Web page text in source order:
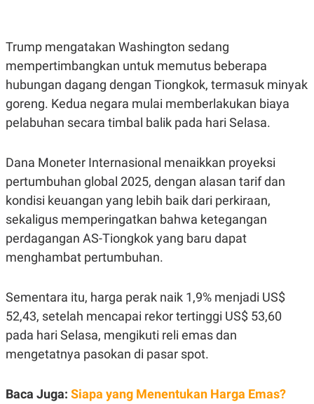
M
E
I
D
L
A
N
N
A
N
C
T
A
K
K
I
N
A
E
M
I
T
E
N
E
P
R
A
E
T
I
S
I
K
Trump mengatakan Washington sedang
mempertimbangkan untuk memutus beberapa
hubungan dagang dengan Tiongkok, termasuk minyak
goreng. Kedua negara mulai memberlakukan biaya
pelabuhan secara timbal balik pada hari Selasa.
Dana Moneter Internasional menaikkan proyeksi
pertumbuhan global 2025, dengan alasan tarif dan
kondisi keuangan yang lebih baik dari perkiraan,
sekaligus memperingatkan bahwa ketegangan
perdagangan AS-Tiongkok yang baru dapat
menghambat pertumbuhan.
Sementara itu, harga perak naik 1,9% menjadi US$
52,43, setelah mencapai rekor tertinggi US$ 53,60
pada hari Selasa, mengikuti reli emas dan
mengetatnya pasokan di pasar spot.
Baca Juga: Siapa yang Menentukan Harga Emas?